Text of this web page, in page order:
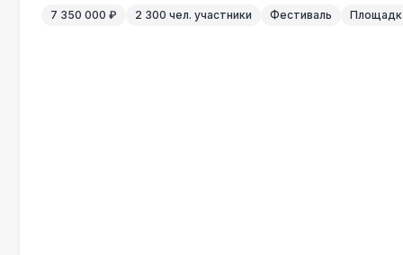
7 350 000 ₽ 2 300 чел. участники Фестиваль